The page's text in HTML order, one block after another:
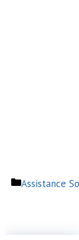
Catégories
Assistance